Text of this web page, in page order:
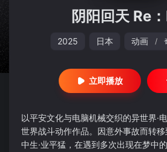
阴阳回天 Re
2025 日本 动画 /
立即播放
以平安文化与电脑机械交织的异世界·
世界战斗动作作品。因意外事故而转
中生·业平猛，在遇到多次出现在梦中